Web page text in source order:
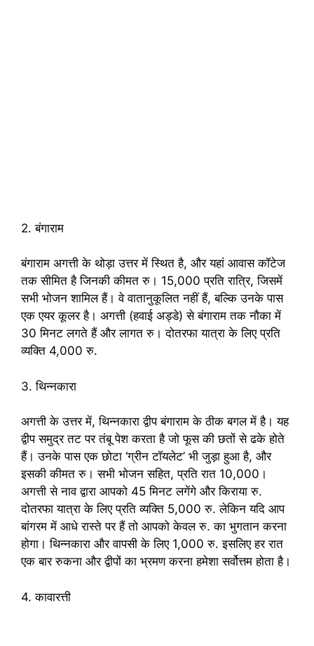
2. बंगाराम
बंगाराम अगत्ती के थोड़ा उत्तर में स्थित है, और यहां आवास कॉटेज
तक सीमित है जिनकी कीमत रु। 15,000 प्रति रात्रि, जिसमें
सभी भोजन शामिल हैं। वे वातानुकूलित नहीं हैं, बल्कि उनके पास
एक एयर कूलर है। अगत्ती (हवाई अड्डे) से बंगाराम तक नौका में
30 मिनट लगते हैं और लागत रु। दोतरफा यात्रा के लिए प्रति
व्यक्ति 4,000 रु.
3. थिन्नकारा
अगत्ती के उत्तर में, थिन्नकारा द्वीप बंगाराम के ठीक बगल में है। यह
द्वीप समुद्र तट पर तंबू पेश करता है जो फूस की छतों से ढके होते
हैं। उनके पास एक छोटा ‘ग्रीन टॉयलेट’ भी जुड़ा हुआ है, और
इसकी कीमत रु। सभी भोजन सहित, प्रति रात 10,000।
अगत्ती से नाव द्वारा आपको 45 मिनट लगेंगे और किराया रु.
दोतरफा यात्रा के लिए प्रति व्यक्ति 5,000 रु. लेकिन यदि आप
बांगरम में आधे रास्ते पर हैं तो आपको केवल रु. का भुगतान करना
होगा। थिन्नकारा और वापसी के लिए 1,000 रु. इसलिए हर रात
एक बार रुकना और द्वीपों का भ्रमण करना हमेशा सर्वोत्तम होता है।
4. कावारत्ती